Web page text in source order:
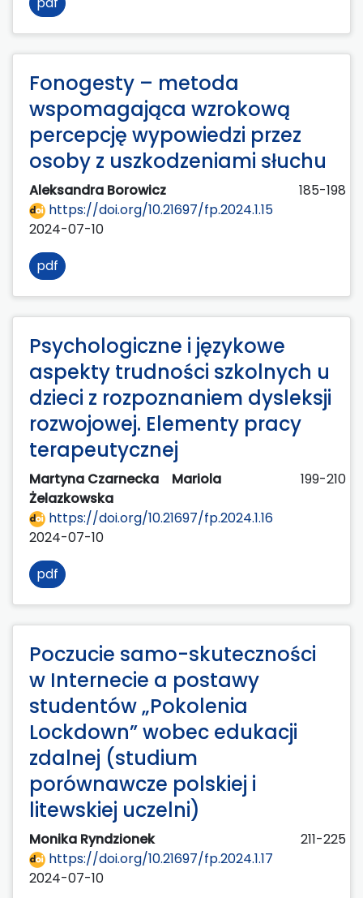
Fonogesty – metoda
wspomagająca wzrokową
percepcję wypowiedzi przez
osoby z uszkodzeniami słuchu
Aleksandra Borowicz
185-198
https://doi.org/10.21697/fp.2024.1.15
2024-07-10
pdf
Psychologiczne i językowe
aspekty trudności szkolnych u
dzieci z rozpoznaniem dysleksji
rozwojowej. Elementy pracy
terapeutycznej
Martyna Czarnecka
Mariola
Żelazkowska
199-210
https://doi.org/10.21697/fp.2024.1.16
2024-07-10
pdf
Poczucie samo-skuteczności
w Internecie a postawy
studentów „Pokolenia
Lockdown” wobec edukacji
zdalnej (studium
porównawcze polskiej i
litewskiej uczelni)
Monika Ryndzionek
211-225
https://doi.org/10.21697/fp.2024.1.17
2024-07-10